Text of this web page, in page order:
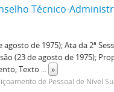
Técnico-
agosto de 1975); Ata da 2ª
(23 de agosto de 1975);
Texto ... »
de Pessoal de Nível